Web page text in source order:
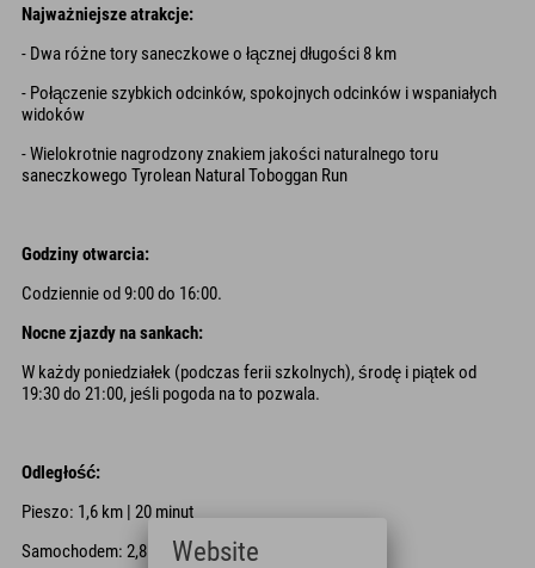
Najważniejsze atrakcje:
- Dwa różne tory saneczkowe o łącznej długości 8 km
- Połączenie szybkich odcinków, spokojnych odcinków i wspaniałych
widoków
- Wielokrotnie nagrodzony znakiem jakości naturalnego toru
saneczkowego Tyrolean Natural Toboggan Run
Godziny otwarcia:
Codziennie od 9:00 do 16:00.
Nocne zjazdy na sankach:
W każdy poniedziałek (podczas ferii szkolnych), środę i piątek od
19:30 do 21:00, jeśli pogoda na to pozwala.
Odległość:
Pieszo: 1,6 km | 20 minut
Samochodem: 2,8 km | 6 minut
Website